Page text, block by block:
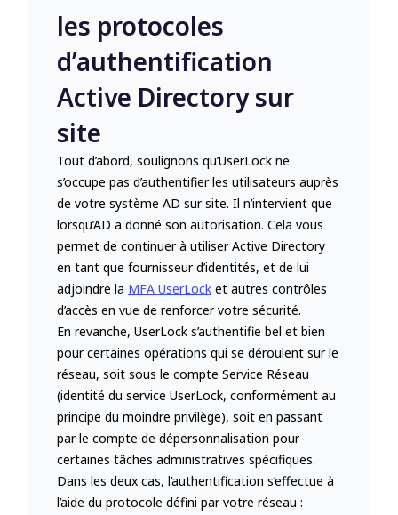
les protocoles
d’authentification
Active Directory sur
site
Tout d’abord, soulignons qu’UserLock ne
s’occupe pas d’authentifier les utilisateurs auprès
de votre système AD sur site. Il n’intervient que
lorsqu’AD a donné son autorisation. Cela vous
permet de continuer à utiliser Active Directory
en tant que fournisseur d’identités, et de lui
adjoindre la MFA UserLock et autres contrôles
d’accès en vue de renforcer votre sécurité.
En revanche, UserLock s’authentifie bel et bien
pour certaines opérations qui se déroulent sur le
réseau, soit sous le compte Service Réseau
(identité du service UserLock, conformément au
principe du moindre privilège), soit en passant
par le compte de dépersonnalisation pour
certaines tâches administratives spécifiques.
Dans les deux cas, l’authentification s’effectue à
l’aide du protocole défini par votre réseau :